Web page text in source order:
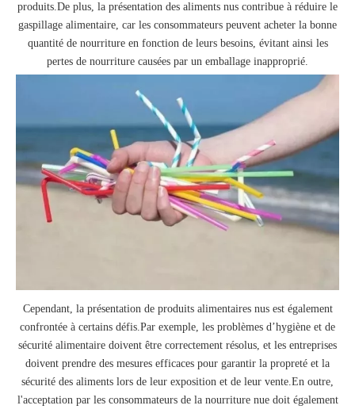
produits.De plus, la présentation des aliments nus contribue à réduire le
gaspillage alimentaire, car les consommateurs peuvent acheter la bonne
quantité de nourriture en fonction de leurs besoins, évitant ainsi les
pertes de nourriture causées par un emballage inapproprié.
Cependant, la présentation de produits alimentaires nus est également
confrontée à certains défis.Par exemple, les problèmes d’hygiène et de
sécurité alimentaire doivent être correctement résolus, et les entreprises
doivent prendre des mesures efficaces pour garantir la propreté et la
sécurité des aliments lors de leur exposition et de leur vente.En outre,
l'acceptation par les consommateurs de la nourriture nue doit également